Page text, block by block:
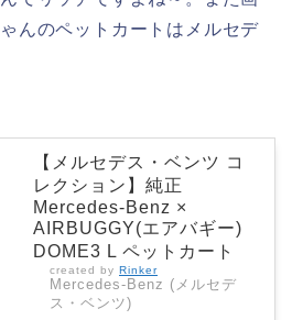
んのペットカートはメルセデ
【メルセデス・ベンツ コ
レクション】純正
Mercedes-Benz ×
AIRBUGGY(エアバギー)
DOME3 L ペットカート
created by Rinker
Mercedes-Benz (メルセデ
ス・ベンツ)